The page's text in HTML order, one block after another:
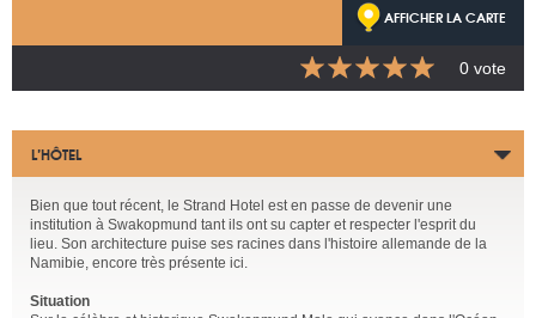
AFFICHER LA CARTE
0 vote
L’HÔTEL
Bien que tout récent, le Strand Hotel est en passe de devenir une
institution à Swakopmund tant ils ont su capter et respecter l'esprit du
lieu. Son architecture puise ses racines dans l'histoire allemande de la
Namibie, encore très présente ici.
Situation